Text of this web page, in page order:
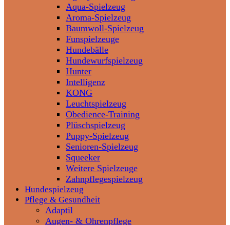
Aqua-Spielzeug
Aroma-Spielzeug
Baumwoll-Spielzeug
Funspielzeuge
Hundebälle
Hundewurfspielzeug
Hunter
Intelligenz
KONG
Leuchtspielzeug
Obedience-Training
Plüschspielzeug
Puppy-Spielzeug
Senioren-Spielzeug
Squeeker
Weitere Spielzeuge
Zahnpflegespielzeug
Hundespielzeug
Pflege & Gesundheit
Adaptil
Augen- & Ohrenpflege